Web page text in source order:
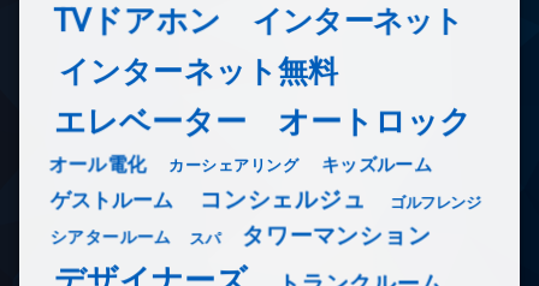
TVドアホン インターネット
インターネット無料
エレベーター オートロック
オール電化 カーシェアリング キッズルーム
ゲストルーム コンシェルジュ ゴルフレンジ
シアタールーム スパ タワーマンション